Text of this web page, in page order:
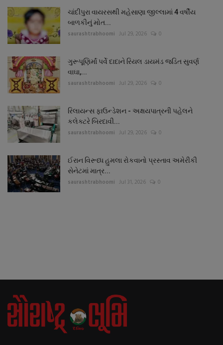
ચાંદીપુરા વાયરસથી મહેસાણા જીલ્લામાં 4 વર્ષીય
બાળકીનું મોત...
saurashtrabhoomi Jul 29, 2026 0
ગુરૂપૂણિર્માં પર્વે દાદાને રિયલ ડાયમંડ જડિત સુવર્ણ
વાઘા,...
saurashtrabhoomi Jul 29, 2026 0
રિલાયન્સ ફાઉન્ડેશન - અક્ષયપાત્રની પહેલને
કલેક્ટરે બિરદાવી...
saurashtrabhoomi Jul 29, 2026 0
ઈરાન વિરૂધ્ધ હુમલા રોકવાનો પ્રસ્તાવ અમેરીકી
સેનેટમાં માત્ર...
saurashtrabhoomi Jul 31, 2026 0